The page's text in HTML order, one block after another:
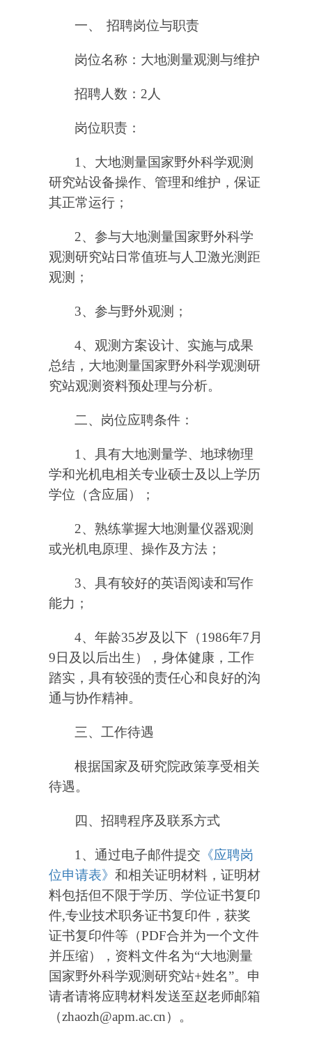
一、 招聘岗位与职责
岗位名称：大地测量观测与维护
招聘人数：2人
岗位职责：
1、大地测量国家野外科学观测
研究站设备操作、管理和维护，保证
其正常运行；
2、参与大地测量国家野外科学
观测研究站日常值班与人卫激光测距
观测；
3、参与野外观测；
4、观测方案设计、实施与成果
总结，大地测量国家野外科学观测研
究站观测资料预处理与分析。
二、岗位应聘条件：
1、具有大地测量学、地球物理
学和光机电相关专业硕士及以上学历
学位（含应届）；
2、熟练掌握大地测量仪器观测
或光机电原理、操作及方法；
3、具有较好的英语阅读和写作
能力；
4、年龄35岁及以下（1986年7月
9 日及以后出生），身体健康，工作
踏实，具有较强的责任心和良好的沟
通与协作精神。
三、工作待遇
根据国家及研究院政策享受相关
待遇。
四、招聘程序及联系方式
1、通过电子邮件提交 《应聘岗
位申请表》 和相关证明材料，证明材
料包括但不限于学历、学位证书复印
件,专业技术职务证书复印件， 获奖
证书复印件等（PDF合并为一个文件
并压缩），资料文件名为“大地测量
国家野外科学观测研究站+姓名”。申
请者请将应聘材料发送至赵老师邮箱
（zhaozh@apm.ac.cn）。